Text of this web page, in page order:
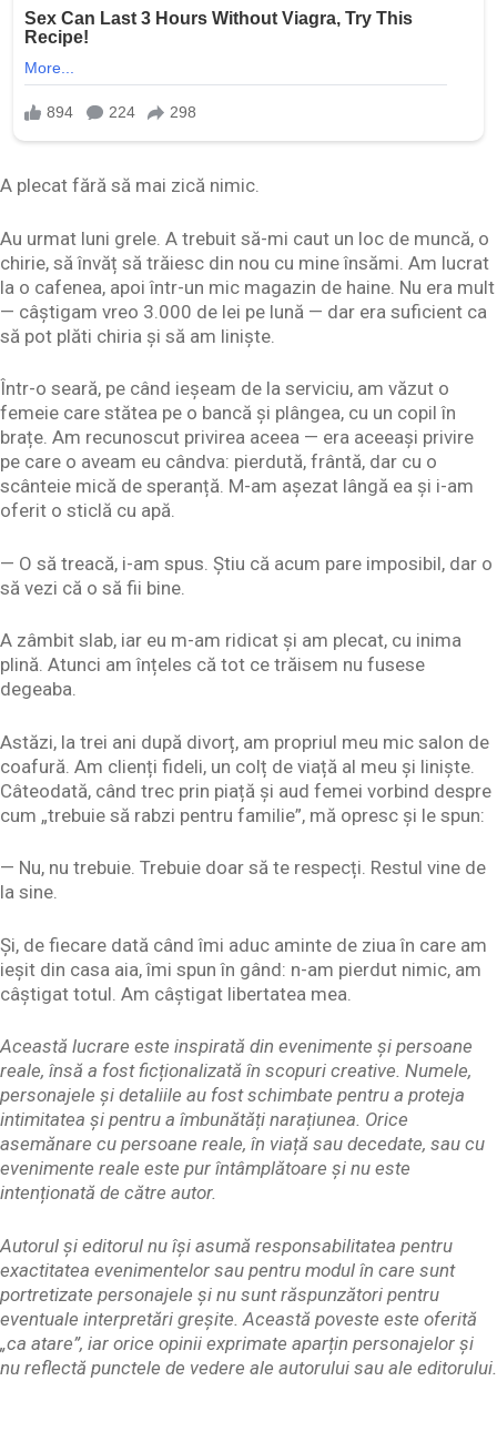
A plecat fără să mai zică nimic.
Au urmat luni grele. A trebuit să-mi caut un loc de muncă, o
chirie, să învăț să trăiesc din nou cu mine însămi. Am lucrat
la o cafenea, apoi într-un mic magazin de haine. Nu era mult
— câștigam vreo 3.000 de lei pe lună — dar era suficient ca
să pot plăti chiria și să am liniște.
Într-o seară, pe când ieșeam de la serviciu, am văzut o
femeie care stătea pe o bancă și plângea, cu un copil în
brațe. Am recunoscut privirea aceea — era aceeași privire
pe care o aveam eu cândva: pierdută, frântă, dar cu o
scânteie mică de speranță. M-am așezat lângă ea și i-am
oferit o sticlă cu apă.
— O să treacă, i-am spus. Știu că acum pare imposibil, dar o
să vezi că o să fii bine.
A zâmbit slab, iar eu m-am ridicat și am plecat, cu inima
plină. Atunci am înțeles că tot ce trăisem nu fusese
degeaba.
Astăzi, la trei ani după divorț, am propriul meu mic salon de
coafură. Am clienți fideli, un colț de viață al meu și liniște.
Câteodată, când trec prin piață și aud femei vorbind despre
cum „trebuie să rabzi pentru familie”, mă opresc și le spun:
— Nu, nu trebuie. Trebuie doar să te respecți. Restul vine de
la sine.
Și, de fiecare dată când îmi aduc aminte de ziua în care am
ieșit din casa aia, îmi spun în gând: n-am pierdut nimic, am
câștigat totul. Am câștigat libertatea mea.
Această lucrare este inspirată din evenimente și persoane
reale, însă a fost ficționalizată în scopuri creative. Numele,
personajele și detaliile au fost schimbate pentru a proteja
intimitatea și pentru a îmbunătăți narațiunea. Orice
asemănare cu persoane reale, în viață sau decedate, sau cu
evenimente reale este pur întâmplătoare și nu este
intenționată de către autor.
Autorul și editorul nu își asumă responsabilitatea pentru
exactitatea evenimentelor sau pentru modul în care sunt
portretizate personajele și nu sunt răspunzători pentru
eventuale interpretări greșite. Această poveste este oferită
„ca atare”, iar orice opinii exprimate aparțin personajelor și
nu reflectă punctele de vedere ale autorului sau ale editorului.